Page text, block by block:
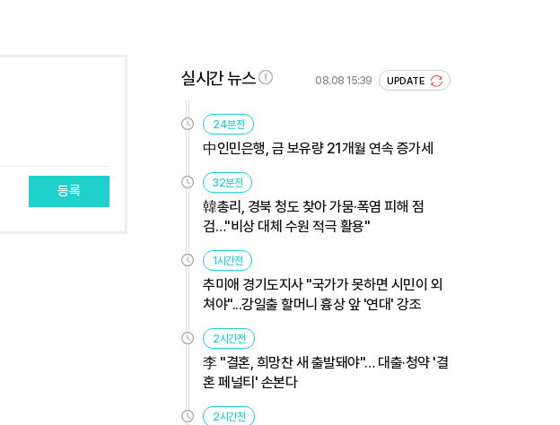
등록
실시간 뉴스 08.08 15:39 UPDATE
24분전
中인민은행, 금 보유량 21개월 연속 증가세
32분전
韓총리, 경북 청도 찾아 가뭄·폭염 피해 점
검…"비상 대체 수원 적극 활용"
1시간전
추미애 경기도지사 "국가가 못하면 시민이 외
쳐야"...강일출 할머니 흉상 앞 '연대' 강조
2시간전
李 "결혼, 희망찬 새 출발돼야"… 대출·청약 '결
혼 페널티' 손본다
2시간전